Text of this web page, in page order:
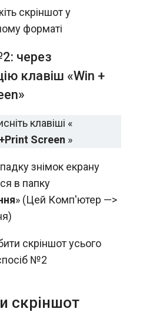
через
клавіш «Win +
клавіші «
Screen »
знімок екрану
в папку
» (Цей Комп'ютер —>
скріншот